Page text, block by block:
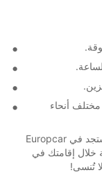
أنحاء
بغض النظر عن الغرض من رحلتك إلى Hyères، ستجد في Europcar
خلال إقامتك في
تُنسى!